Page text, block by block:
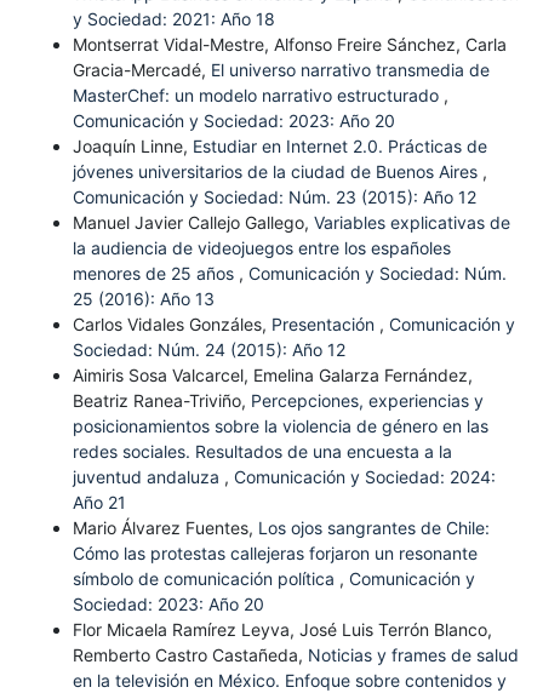
y Sociedad: 2021: Año 18
Montserrat Vidal-Mestre, Alfonso Freire Sánchez, Carla
Gracia-Mercadé, El universo narrativo transmedia de
MasterChef: un modelo narrativo estructurado ,
Comunicación y Sociedad: 2023: Año 20
Joaquín Linne, Estudiar en Internet 2.0. Prácticas de
jóvenes universitarios de la ciudad de Buenos Aires ,
Comunicación y Sociedad: Núm. 23 (2015): Año 12
Manuel Javier Callejo Gallego, Variables explicativas de
la audiencia de videojuegos entre los españoles
menores de 25 años , Comunicación y Sociedad: Núm.
25 (2016): Año 13
Carlos Vidales Gonzáles, Presentación , Comunicación y
Sociedad: Núm. 24 (2015): Año 12
Aimiris Sosa Valcarcel, Emelina Galarza Fernández,
Beatriz Ranea-Triviño, Percepciones, experiencias y
posicionamientos sobre la violencia de género en las
redes sociales. Resultados de una encuesta a la
juventud andaluza , Comunicación y Sociedad: 2024:
Año 21
Mario Álvarez Fuentes, Los ojos sangrantes de Chile:
Cómo las protestas callejeras forjaron un resonante
símbolo de comunicación política , Comunicación y
Sociedad: 2023: Año 20
Flor Micaela Ramírez Leyva, José Luis Terrón Blanco,
Remberto Castro Castañeda, Noticias y frames de salud
en la televisión en México. Enfoque sobre contenidos y